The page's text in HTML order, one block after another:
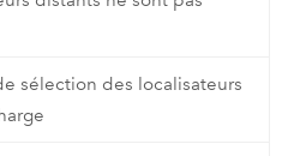
sélection des localisateurs